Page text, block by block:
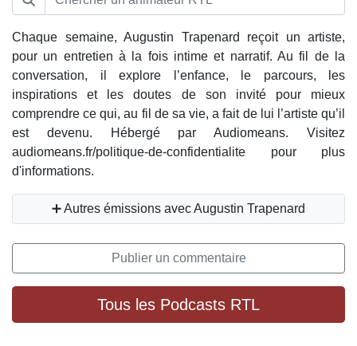
Chaque semaine, Augustin Trapenard reçoit un artiste,
pour un entretien à la fois intime et narratif. Au fil de la
conversation, il explore l’enfance, le parcours, les
inspirations et les doutes de son invité pour mieux
comprendre ce qui, au fil de sa vie, a fait de lui l’artiste qu’il
est devenu. Hébergé par Audiomeans. Visitez
audiomeans.fr/politique-de-confidentialite pour plus
d'informations.
➕ Autres émissions avec Augustin Trapenard
Publier un commentaire
Tous les Podcasts RTL